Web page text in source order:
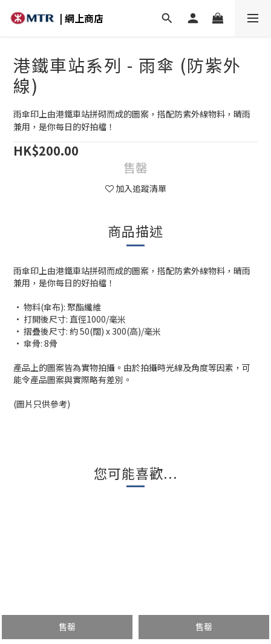
| 網上商店
港鐵車站系列 - 雨傘 (防紫外
線)
雨傘印上由港鐵車站拼砌而成的圖案，搭配防紫外線物料，晴雨
兼用，是你每日的好拍檔！
HK$200.00
售罄
加入追蹤清單
商品描述
雨傘印上由港鐵車站拼砌而成的圖案，搭配防紫外線物料，晴雨
兼用，是你每日的好拍檔！
· 物料(傘布): 聚酯纖維
· 打開後尺寸: 直徑1000/毫米
· 摺疊後尺寸: 約 50(闊) x 300(高)/毫米
· 傘骨: 8骨
產品上的圖案皆為實物拍攝。由於拍攝時光線及角度等因素，可
能令產品圖案與實際略有差別。
(圖片只供參考)
您可能喜歡...
售罄
售罄